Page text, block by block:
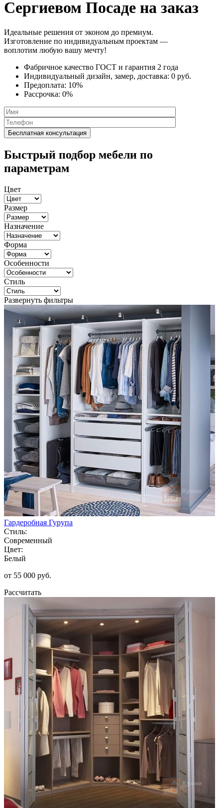
Сергиевом Посаде на заказ
Идеальные решения от эконом до премиум.
Изготовление по индивидуальным проектам —
воплотим любую вашу мечту!
Фабричное качество ГОСТ и гарантия 2 года
Индивидуальный дизайн, замер, доставка: 0 руб.
Предоплата: 10%
Рассрочка: 0%
Быстрый подбор мебели по
параметрам
Цвет
Размер
Назначение
Форма
Особенности
Стиль
Развернуть фильтры
Гардеробная Гурупа
Стиль:
Современный
Цвет:
Белый
от 55 000 руб.
Рассчитать